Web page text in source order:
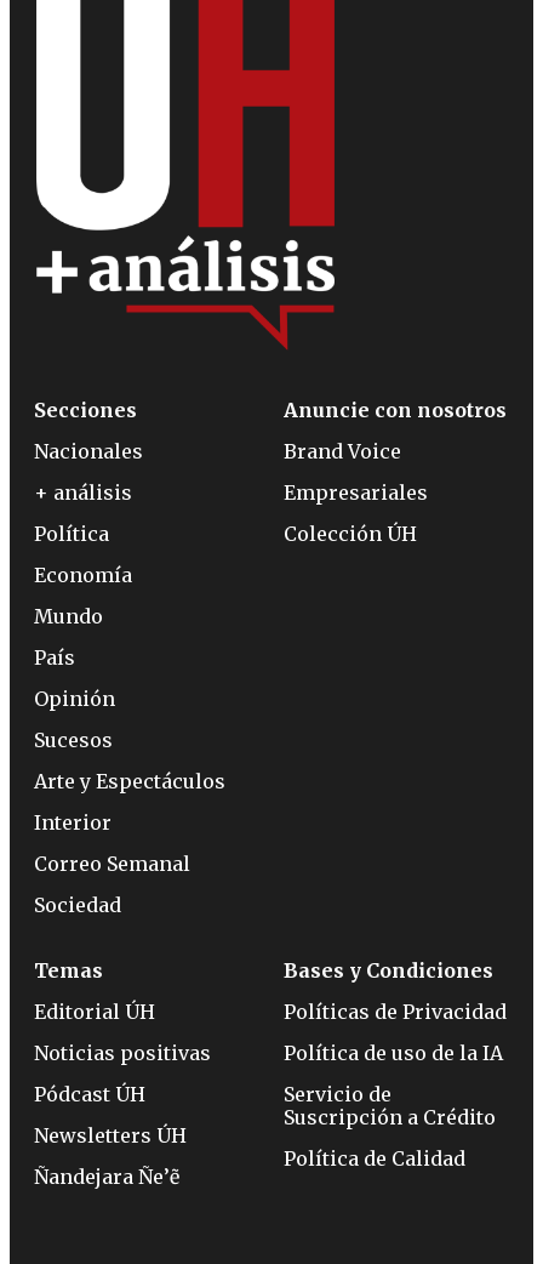
Secciones
Nacionales
+ análisis
Política
Economía
Mundo
País
Opinión
Sucesos
Arte y Espectáculos
Interior
Correo Semanal
Sociedad
Anuncie con nosotros
Brand Voice
Empresariales
Colección ÚH
Temas
Editorial ÚH
Noticias positivas
Pódcast ÚH
Newsletters ÚH
Ñandejara Ñe’ẽ
Bases y Condiciones
Políticas de Privacidad
Política de uso de la IA
Servicio de
Suscripción a Crédito
Política de Calidad